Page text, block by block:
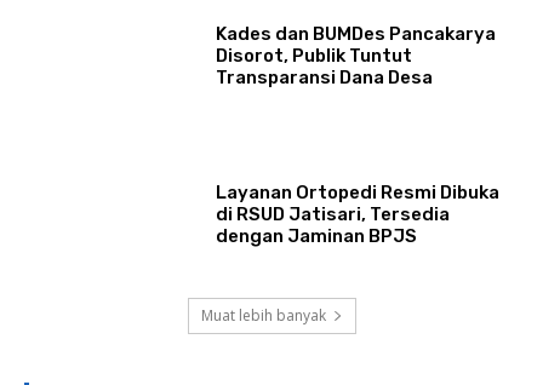
Kades dan BUMDes Pancakarya
Disorot, Publik Tuntut
Transparansi Dana Desa
Layanan Ortopedi Resmi Dibuka
di RSUD Jatisari, Tersedia
dengan Jaminan BPJS
Muat lebih banyak